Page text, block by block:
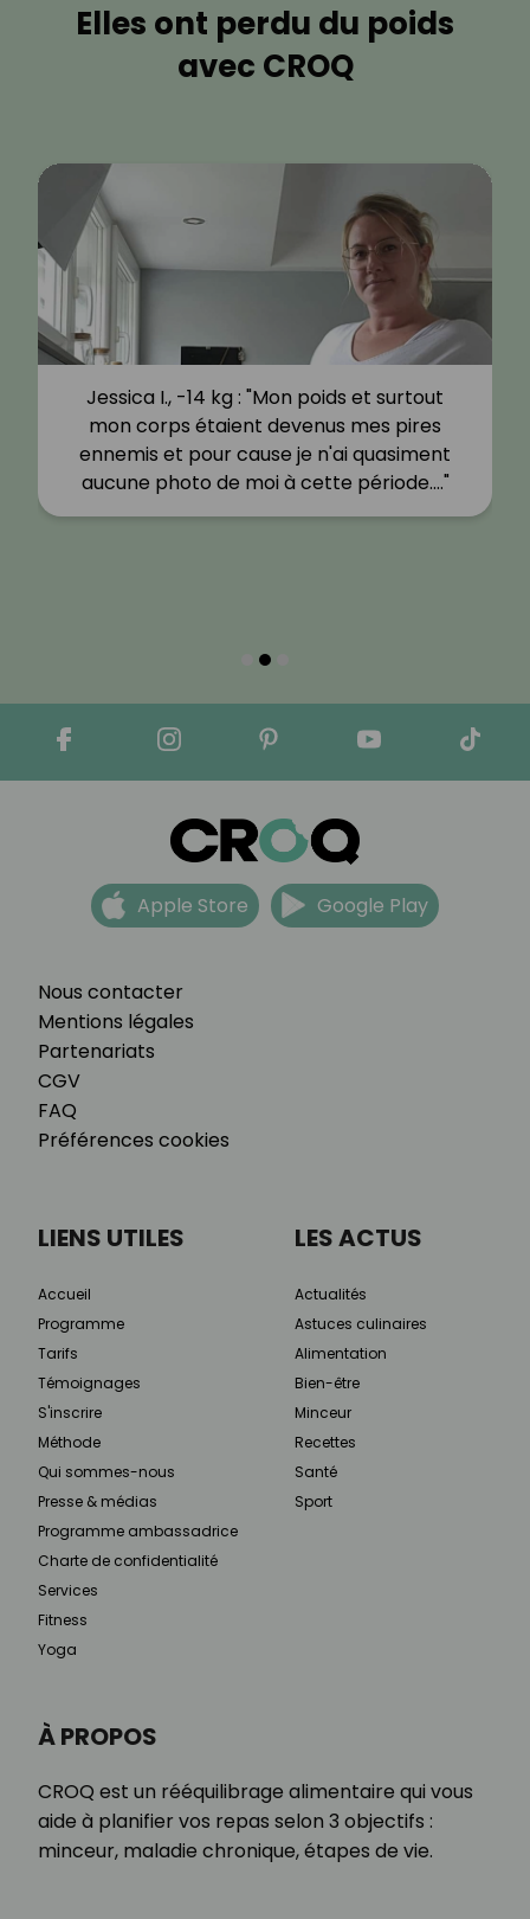
Elles ont perdu du poids
avec CROQ
Jessica I., -14 kg : "Mon poids et surtout
mon corps étaient devenus mes pires
ennemis et pour cause je n'ai quasiment
aucune photo de moi à cette période.…"
Nous contacter
Mentions légales
Partenariats
CGV
FAQ
Préférences cookies
Apple Store Google Play
À PROPOS
CROQ est un rééquilibrage alimentaire qui vous
aide à planifier vos repas selon 3 objectifs :
minceur, maladie chronique, étapes de vie.
LIENS UTILES
Accueil
Programme
Tarifs
Témoignages
S'inscrire
Méthode
Qui sommes-nous
Presse & médias
Programme ambassadrice
Charte de confidentialité
Services
Fitness
Yoga
LES ACTUS
Actualités
Astuces culinaires
Alimentation
Bien-être
Minceur
Recettes
Santé
Sport